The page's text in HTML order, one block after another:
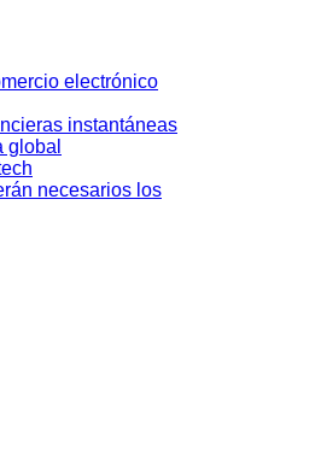
electrónico
instantáneas
global
necesarios los